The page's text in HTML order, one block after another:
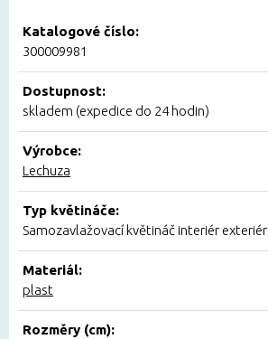
Katalogové číslo:
300009981
Dostupnost:
skladem (expedice do 24 hodin)
Výrobce:
Lechuza
Typ květináče:
Samozavlažovací květináč interiér exteriér
Materiál:
plast
Rozměry (cm):